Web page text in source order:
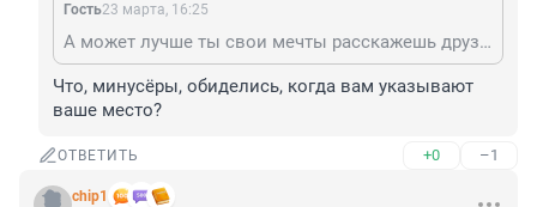
Гость23 марта, 16:25
А может лучше ты свои мечты расскажешь друзьям подле К&Б?
Что, минусёры, обиделись, когда вам указывают
ваше место?
ОТВЕТИТЬ +0 –1
chip1